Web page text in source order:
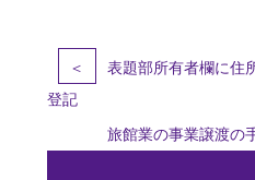
＜
表題部所有者欄に住
登記
旅館業の事業譲渡の